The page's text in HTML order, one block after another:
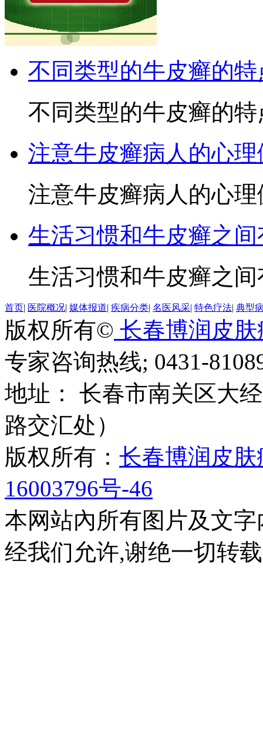
不同类型的牛皮癣的特
不同类型的牛皮癣的
注意牛皮癣病人的心理
注意牛皮癣病人的心
生活习惯和牛皮癣之间
生活习惯和牛皮癣之
首页| 医院概况| 媒体报道| 疾病分类| 名医风采| 特色疗法| 典型
版权所有© 长春博润皮
专家咨询热线; 0431-
地址： 长春市南关区大
路交汇处）
版权所有： 长春博润皮肤
16003796号-46
本网站內所有图片及文
经我们允许,谢绝一切转载